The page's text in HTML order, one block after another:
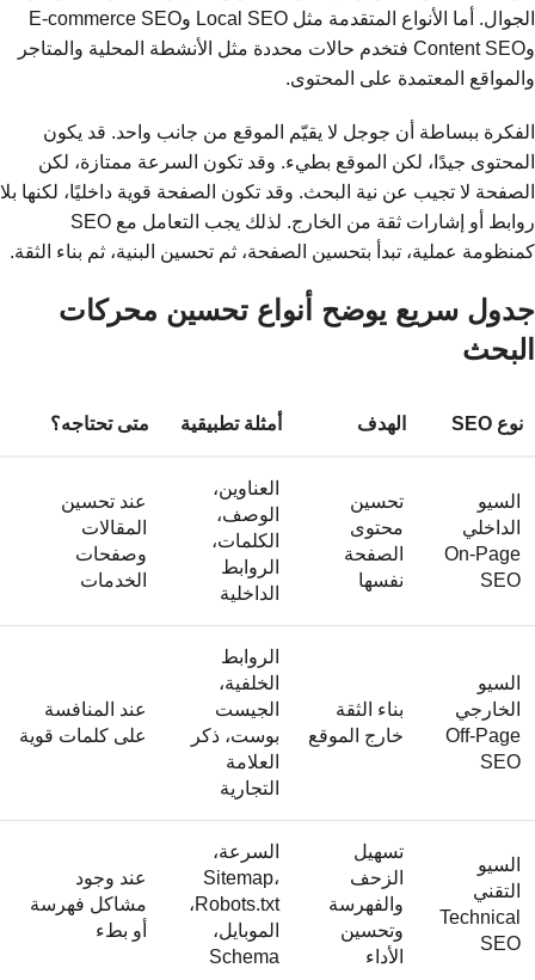
الجوال. أما الأنواع المتقدمة مثل Local SEO وE-commerce SEO
وContent SEO فتخدم حالات محددة مثل الأنشطة المحلية والمتاجر
والمواقع المعتمدة على المحتوى.
الفكرة ببساطة أن جوجل لا يقيّم الموقع من جانب واحد. قد يكون
المحتوى جيدًا، لكن الموقع بطيء. وقد تكون السرعة ممتازة، لكن
الصفحة لا تجيب عن نية البحث. وقد تكون الصفحة قوية داخليًا، لكنها بلا
روابط أو إشارات ثقة من الخارج. لذلك يجب التعامل مع SEO
كمنظومة عملية، تبدأ بتحسين الصفحة، ثم تحسين البنية، ثم بناء الثقة.
جدول سريع يوضح أنواع تحسين محركات
البحث
نوع SEO الهدف أمثلة تطبيقية متى تحتاجه؟
السيو
الداخلي
On-Page
SEO
تحسين
محتوى
الصفحة
نفسها
العناوين،
الوصف،
الكلمات،
الروابط
الداخلية
عند تحسين
المقالات
وصفحات
الخدمات
السيو
الخارجي
Off-Page
SEO
بناء الثقة
خارج الموقع
الروابط
الخلفية،
الجيست
بوست، ذكر
العلامة
التجارية
عند المنافسة
على كلمات قوية
السيو
التقني
Technical
SEO
تسهيل
الزحف
والفهرسة
وتحسين
الأداء
السرعة،
Sitemap،
Robots.txt،
الموبايل،
Schema
عند وجود
مشاكل فهرسة
أو بطء